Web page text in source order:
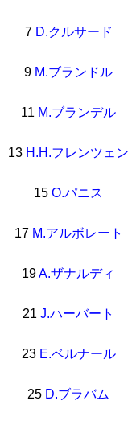
7 D.クルサード
9 M.ブランドル
11 M.ブランデル
13 H.H.フレンツェン
15 O.パニス
17 M.アルボレート
19A.ザナルディ
21 J.ハーバート
23 E.ベルナール
25 D.ブラバム